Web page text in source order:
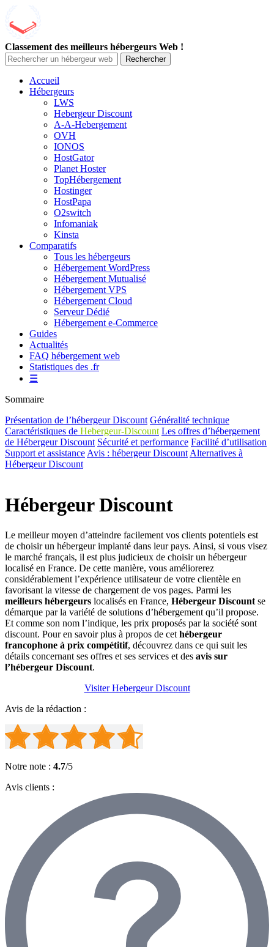
Classement des meilleurs hébergeurs Web !
Rechercher
Accueil
Hébergeurs
LWS
Hebergeur Discount
A-A-Hebergement
OVH
IONOS
HostGator
Planet Hoster
TopHébergement
Hostinger
HostPapa
O2switch
Infomaniak
Kinsta
Comparatifs
Tous les hébergeurs
Hébergement WordPress
Hébergement Mutualisé
Hébergement VPS
Hébergement Cloud
Serveur Dédié
Hébergement e-Commerce
Guides
Actualités
FAQ hébergement web
Statistiques des .fr
☰
Sommaire
Présentation de l’hébergeur Discount Généralité technique
Caractéristiques de Hebergeur-Discount Les offres d’hébergement
de Hébergeur Discount Sécurité et performance Facilité d’utilisation
Support et assistance Avis : hébergeur Discount Alternatives à
Hébergeur Discount
Hébergeur Discount
Le meilleur moyen d’atteindre facilement vos clients potentiels est
de choisir un hébergeur implanté dans leur pays. Ainsi, si vous visez
le marché français, il est plus judicieux de choisir un hébergeur
localisé en France. De cette manière, vous améliorerez
considérablement l’expérience utilisateur de votre clientèle en
favorisant la vitesse de chargement de vos pages. Parmi les
meilleurs hébergeurs localisés en France, Hébergeur Discount se
démarque par la variété de solutions d’hébergement qu’il propose.
Et comme son nom l’indique, les prix proposés par la société sont
discount. Pour en savoir plus à propos de cet hébergeur
francophone à prix compétitif, découvrez dans ce qui suit les
détails concernant ses offres et ses services et des avis sur
l’hébergeur Discount.
Visiter Hebergeur Discount
Avis de la rédaction :
Notre note : 4.7/5
Avis clients :